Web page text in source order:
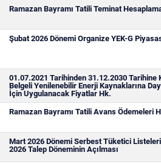
Ramazan Bayramı Tatili Teminat
Şubat 2026 Dönemi Organize YEK-G
01.07.2021 Tarihinden 31.12.2030 Tarihine
Belgeli Yenilenebilir Enerji Kaynaklarına
İçin Uygulanacak Fiyatlar Hk.
Ramazan Bayramı Tatili Avans Ödemeleri
Mart 2026 Dönemi Serbest Tüketici
2026 Talep Döneminin Açılması